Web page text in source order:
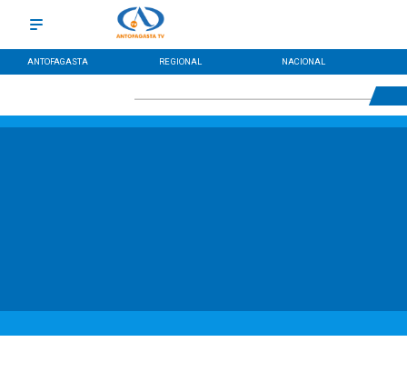
ANTOFAGASTA REGIONAL NACIONAL